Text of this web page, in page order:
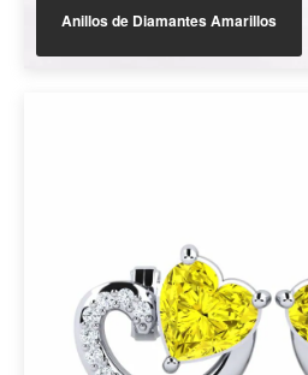
Anillos de Diamantes Amarillos